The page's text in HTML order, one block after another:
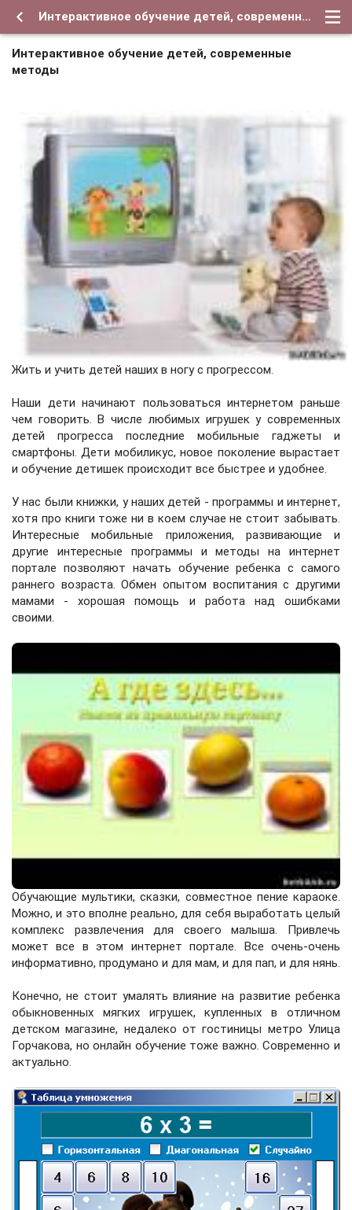
Интерактивное обучение детей, современные методы
Интерактивное обучение детей, современные
методы
Жить и учить детей наших в ногу с прогрессом.
Наши дети начинают пользоваться интернетом раньше
чем говорить. В числе любимых игрушек у современных
детей прогресса последние мобильные гаджеты и
смартфоны. Дети мобиликус, новое поколение вырастает
и обучение детишек происходит все быстрее и удобнее.
У нас были книжки, у наших детей - программы и интернет,
хотя про книги тоже ни в коем случае не стоит забывать.
Интересные мобильные приложения, развивающие и
другие интересные программы и методы на интернет
портале позволяют начать обучение ребенка с самого
раннего возраста. Обмен опытом воспитания с другими
мамами - хорошая помощь и работа над ошибками
своими.
Обучающие мультики, сказки, совместное пениекараоке
Можно, и это вполне реально, для себя выработать целый
комплекс развлечения для своего малыша. Привлечь
может все в этом интернет портале. Все очень-очень
информативно, продумано и для мам, и для пап, и для нянь.
Конечно, не стоит умалять влияние на развитие ребенка
обыкновенных мягких игрушек, купленных в отличном
детском магазине, недалеко отгостиницы метро Улица
Горчакова, но онлайн обучение тоже важно. Современно и
актуально.